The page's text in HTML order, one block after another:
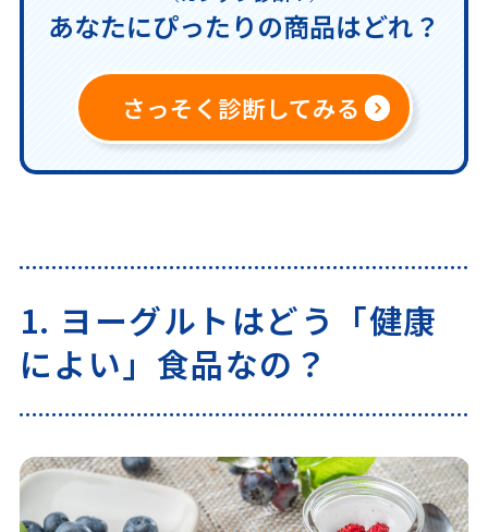
あなたにぴったりの商品はどれ？
さっそく診断してみる
1. ヨーグルトはどう「健康
によい」食品なの？